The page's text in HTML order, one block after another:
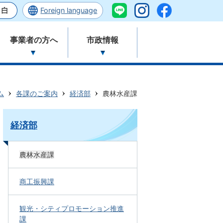
Foreign language
事業者の方へ 市政情報
各課のご案内 経済部 農林水産課
経済部
農林水産課
商工振興課
観光・シティプロモーション推進
課